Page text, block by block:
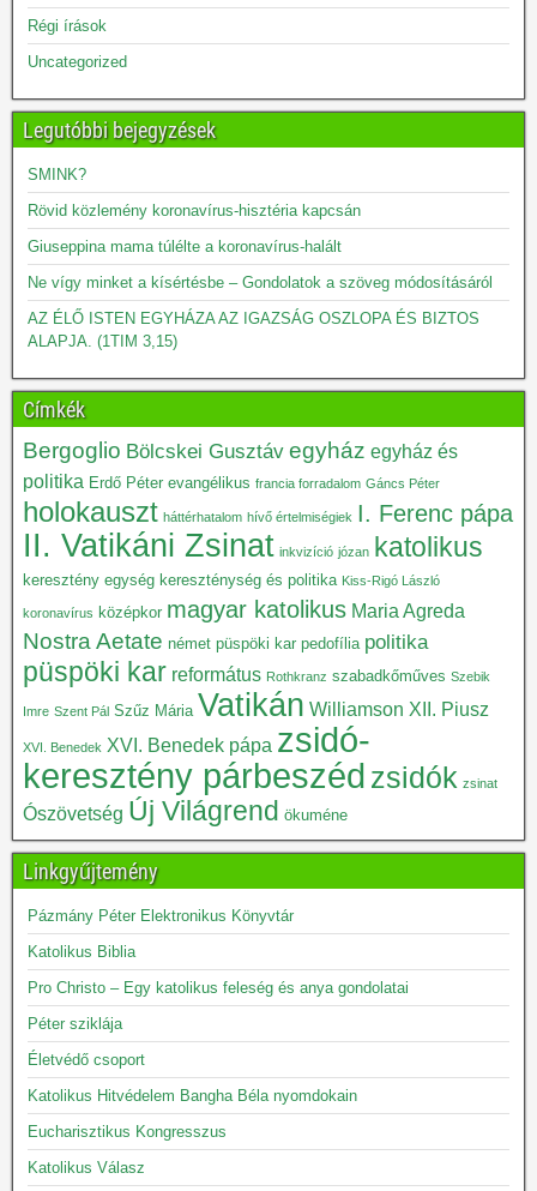
Régi írások
Uncategorized
Legutóbbi bejegyzések
SMINK?
Rövid közlemény koronavírus-hisztéria kapcsán
Giuseppina mama túlélte a koronavírus-halált
Ne vígy minket a kísértésbe – Gondolatok a szöveg módosításáról
AZ ÉLŐ ISTEN EGYHÁZA AZ IGAZSÁG OSZLOPA ÉS BIZTOS
ALAPJA. (1TIM 3,15)
Címkék
Bergoglio Bölcskei Gusztáv egyház egyház és
politika Erdő Péter evangélikus francia forradalom Gáncs Péter
holokauszt háttérhatalom hívő értelmiségiek I. Ferenc pápa
II. Vatikáni Zsinat inkvizíció józan katolikus
keresztény egység kereszténység és politika Kiss-Rigó László
koronavírus középkor magyar katolikus Maria Agreda
Nostra Aetate német püspöki kar pedofília politika
püspöki kar református Rothkranz szabadkőműves Szebik
Imre Szent Pál Szűz Mária Vatikán Williamson XII. Piusz
XVI. Benedek XVI. Benedek pápa zsidó-
keresztény párbeszéd zsidók zsinat
Ószövetség Új Világrend ökuméne
Linkgyűjtemény
Pázmány Péter Elektronikus Könyvtár
Katolikus Biblia
Pro Christo – Egy katolikus feleség és anya gondolatai
Péter sziklája
Életvédő csoport
Katolikus Hitvédelem Bangha Béla nyomdokain
Eucharisztikus Kongresszus
Katolikus Válasz